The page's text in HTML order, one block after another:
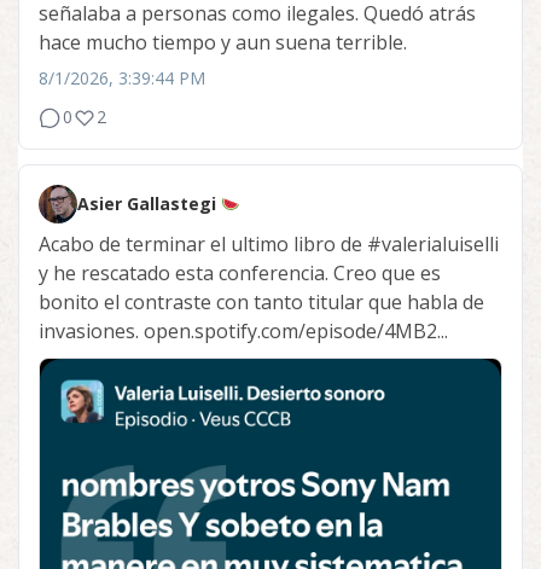
señalaba a personas como ilegales. Quedó atrás
hace mucho tiempo y aun suena terrible.
8/1/2026, 3:39:44 PM
0
2
Asier Gallastegi
Acabo de terminar el ultimo libro de #valerialuiselli
y he rescatado esta conferencia. Creo que es
bonito el contraste con tanto titular que habla de
invasiones. open.spotify.com/episode/4MB2...